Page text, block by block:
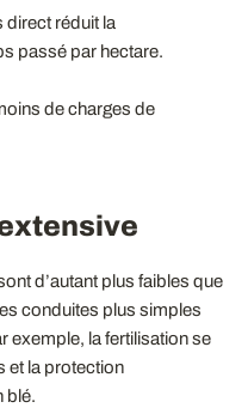
direct réduit la
passé par hectare.
de charges de
d’autant plus faibles que
conduites plus simples
exemple, la fertilisation se
et la protection
blé.